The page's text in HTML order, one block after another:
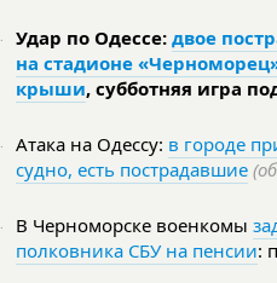
Удар по Одессе: двое
на стадионе
крыши, субботняя игра
Атака на Одессу: в городе
судно, есть пострадавшие
В Черноморске военкомы
полковника СБУ на пенсии: